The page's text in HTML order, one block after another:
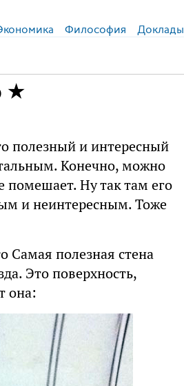
Философия Доклады
полезный и интересный
Конечно, можно
помешает. Ну так там его
и неинтересным. Тоже
Самая полезная стена
Это поверхность,
она: